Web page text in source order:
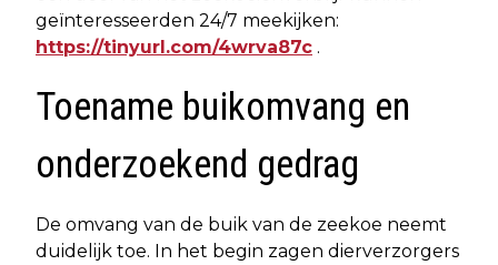
geïnteresseerden 24/7 meekijken:
https://tinyurl.com/4wrva87c .
Toename buikomvang en
onderzoekend gedrag
De omvang van de buik van de zeekoe neemt
duidelijk toe. In het begin zagen dierverzorgers